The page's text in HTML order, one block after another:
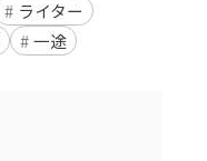
ライター
一途